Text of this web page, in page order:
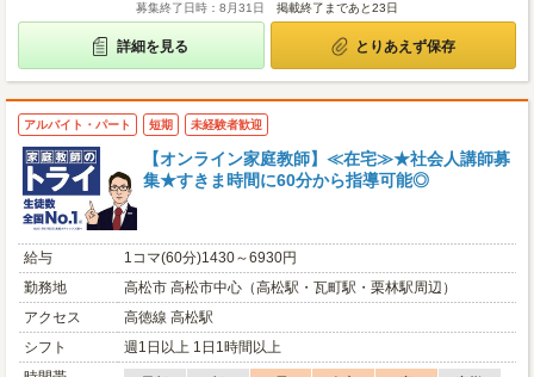
募集終了日時：8月31日 掲載終了まであと23日
詳細を見る とりあえず保存
アルバイト・パート 短期 未経験者歓迎
【オンライン家庭教師】≪在宅≫★社会人講師募
集★すきま時間に60分から指導可能◎
給与
1コマ(60分)1430～6930円
勤務地
高松市 高松市中心（高松駅・瓦町駅・栗林駅周辺）
アクセス
高徳線 高松駅
シフト
週1日以上 1日1時間以上